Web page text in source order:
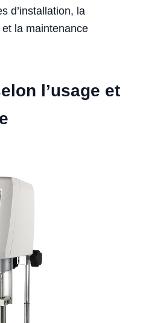
d’installation, la
la maintenance
l’usage et